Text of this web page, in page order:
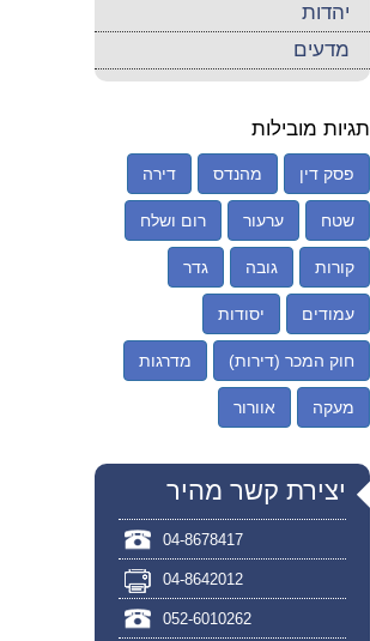
יהדות
מדעים
תגיות מובילות
פסק דין מהנדס דירה
שטח ערעור רום ושלח
קורות גובה גדר
עמודים יסודות
חוק המכר (דירות) מדרגות
מעקה אוורור
יצירת קשר מהיר
04-8678417
04-8642012
052-6010262